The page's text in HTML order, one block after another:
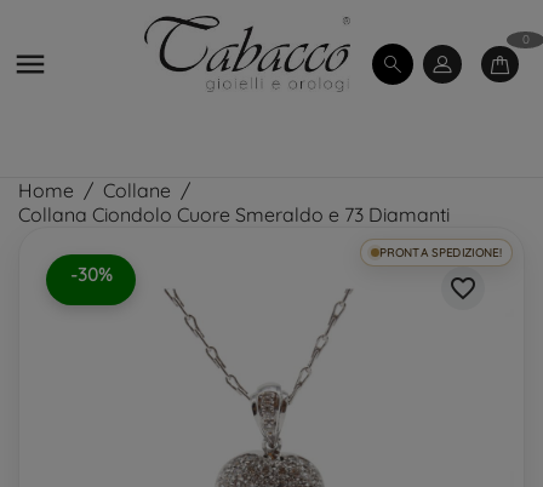

0
Home
Collane
Collana Ciondolo Cuore Smeraldo e 73 Diamanti
-30%
PRONTA SPEDIZIONE!
favorite_border